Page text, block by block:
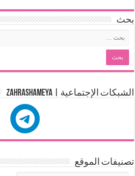
بحث
الشبكات الإجتماعية | zahrashameya
تصنيفات الموقع